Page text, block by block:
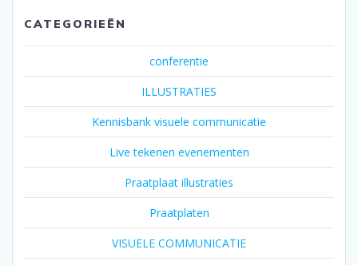
CATEGORIEËN
conferentie
ILLUSTRATIES
Kennisbank visuele communicatie
Live tekenen evenementen
Praatplaat illustraties
Praatplaten
VISUELE COMMUNICATIE